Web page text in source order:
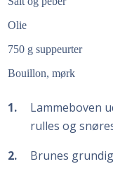
Olie
750 g suppeurter
Bouillon, mørk
1
Lammeboven
rulles og
2
Brunes